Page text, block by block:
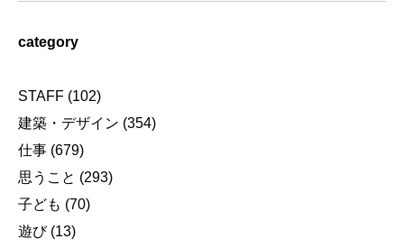
category
STAFF (102)
建築・デザイン (354)
仕事 (679)
思うこと (293)
子ども (70)
遊び(13)